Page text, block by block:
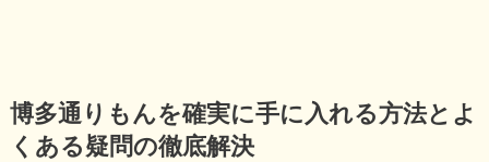
博多通りもんを確実に手に入れる方法とよ
くある疑問の徹底解決